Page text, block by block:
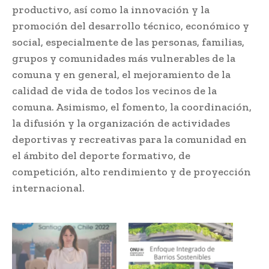
productivo, así como la innovación y la
promoción del desarrollo técnico, económico y
social, especialmente de las personas, familias,
grupos y comunidades más vulnerables de la
comuna y en general, el mejoramiento de la
calidad de vida de todos los vecinos de la
comuna. Asimismo, el fomento, la coordinación,
la difusión y la organización de actividades
deportivas y recreativas para la comunidad en
el ámbito del deporte formativo, de
competición, alto rendimiento y de proyección
internacional.